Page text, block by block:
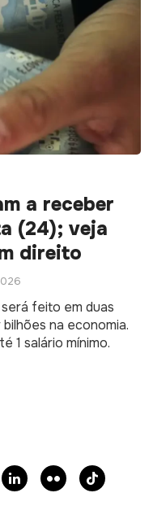
a receber
(24); veja
direito
feito em duas
na economia.
1 salário mínimo.